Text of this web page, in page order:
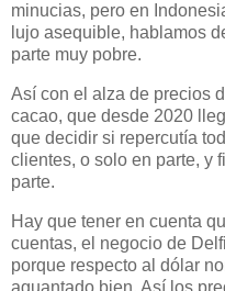
minucias, pero en
lujo asequible, hablamos
parte muy pobre.
Así con el alza de precios
cacao, que desde 2020
que decidir si repercutía
clientes, o solo en parte, y
parte.
Hay que tener en cuenta
cuentas, el negocio de
porque respecto al dólar